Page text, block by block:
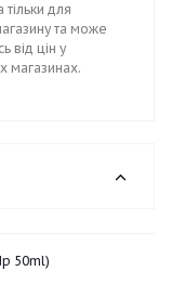
тільки для
та може
від цін у
магазинах.
50ml)